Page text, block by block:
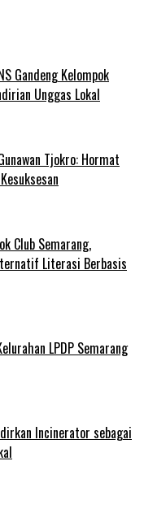
Gandeng Kelompok
Unggas Lokal
Tjokro: Hormat
Club Semarang,
Literasi Berbasis
LPDP Semarang
Incinerator sebagai